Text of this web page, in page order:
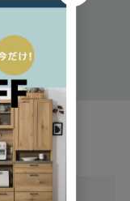
です。
続します。
毛が出にくくお
などのトラブル
。